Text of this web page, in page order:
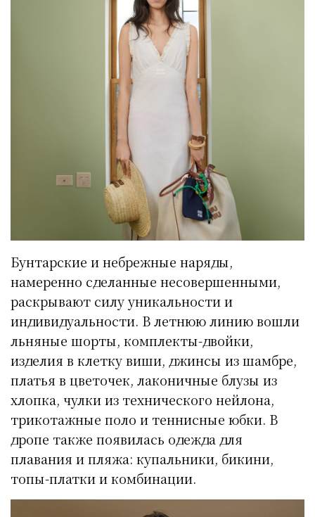
Бунтарские и небрежные наряды,
намеренно сделанные несовершенными,
раскрывают силу уникальности и
индивидуальности. В летнюю линию вошли
льняные шорты, комплекты-двойки,
изделия в клетку виши, джинсы из шамбре,
платья в цветочек, лаконичные блузы из
хлопка, чулки из технического нейлона,
трикотажные поло и теннисные юбки. В
дропе также появилась одежда для
плавания и пляжа: купальники, бикини,
топы-платки и комбинации.